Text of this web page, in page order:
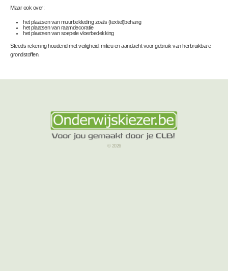
Maar ook over:
het plaatsen van muurbekleding zoals (textiel)behang
het plaatsen van raamdecoratie
het plaatsen van soepele vloerbedekking
Steeds rekening houdend met veiligheid, milieu en aandacht voor gebruik van herbruikbare
grondstoffen.
© 2026